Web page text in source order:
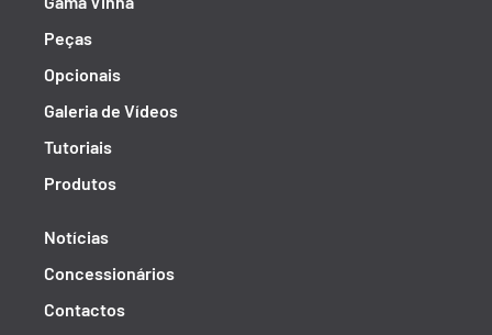
Peças
Opcionais
Galeria de Vídeos
Tutoriais
Produtos
Notícias
Concessionários
Contactos